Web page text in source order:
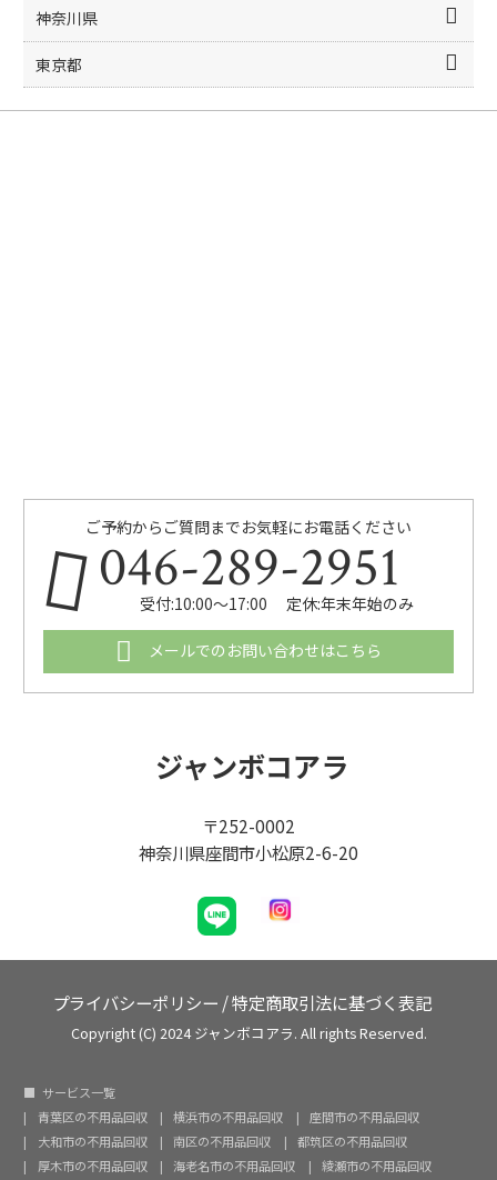
神奈川県
東京都
ご予約からご質問までお気軽にお電話ください
046-289-2951
受付:10:00～17:00 定休:年末年始のみ
メールでのお問い合わせはこちら
ジャンボコアラ
〒252-0002
神奈川県座間市小松原2-6-20
プライバシーポリシー /特定商取引法に基づく表記
Copyright (C) 2024 ジャンボコアラ. All rights Reserved.
サービス一覧
青葉区の不用品回収
横浜市の不用品回収
座間市の不用品回収
大和市の不用品回収
南区の不用品回収
都筑区の不用品回収
厚木市の不用品回収
海老名市の不用品回収 綾瀬市の不用品回収